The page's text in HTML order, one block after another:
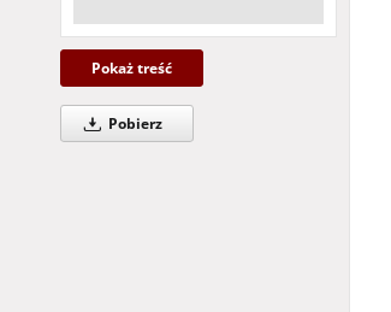
Pokaż treść
Pobierz